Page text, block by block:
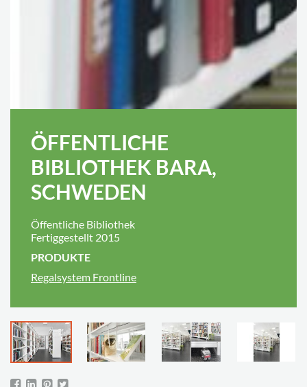
ÖFFENTLICHE
BIBLIOTHEK BARA,
SCHWEDEN
Öffentliche Bibliothek
Fertiggestellt 2015
PRODUKTE
Regalsystem Frontline